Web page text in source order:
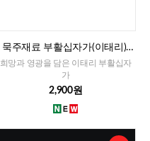
묵주재료 부활십자가(이태리)-
대
희망과 영광을 담은 이태리 부활십자
가
2,900원